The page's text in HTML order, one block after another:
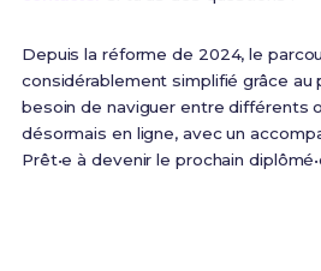
Depuis la réforme de 2024, le
considérablement simplifié grâce au
besoin de naviguer entre différents
désormais en ligne, avec un
Prêt•e à devenir le prochain